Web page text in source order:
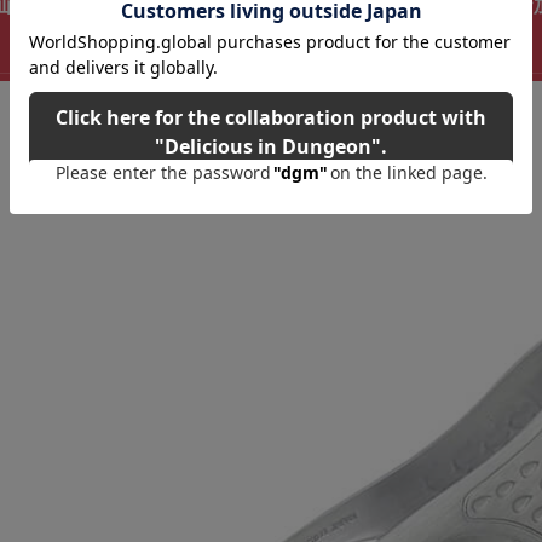
仙武堂 卓上トング 脚付 下村企販 内側は滑りにくいギザ